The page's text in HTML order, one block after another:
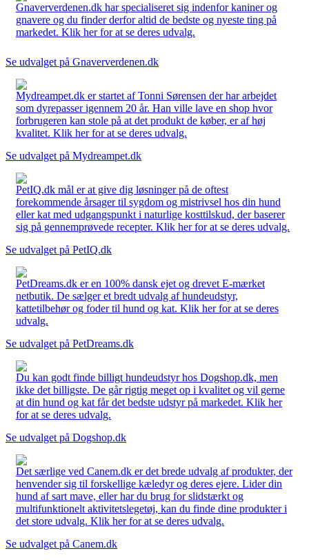
Gnaververdenen.dk har specialiseret sig indenfor kaniner og
gnavere og du finder derfor altid de bedste og nyeste ting på
markedet. Klik her for at se deres udvalg.
Se udvalget på Gnaververdenen.dk
Mydreampet.dk er startet af Tonni Sørensen der har arbejdet
som dyrepasser igennem 20 år. Han ville lave en shop hvor
forbrugeren kan stole på at det produkt de køber, er af høj
kvalitet. Klik her for at se deres udvalg.
Se udvalget på Mydreampet.dk
PetIQ.dk mål er at give dig løsninger på de oftest
forekommende årsager til sygdom og mistrivsel hos din hund
eller kat med udgangspunkt i naturlige kosttilskud, der baserer
sig på gennemprøvede recepter. Klik her for at se deres udvalg.
Se udvalget på PetIQ.dk
PetDreams.dk er en 100% dansk ejet og drevet E-mærket
netbutik. De sælger et bredt udvalg af hundeudstyr,
kattetilbehør og foder til hund og kat. Klik her for at se deres
udvalg.
Se udvalget på PetDreams.dk
Du kan godt finde billigt hundeudstyr hos Dogshop.dk, men
ikke det billigste. De går rigtig meget op i kvalitet og vil gerne
at din hund og kat får det bedste udstyr på markedet. Klik her
for at se deres udvalg.
Se udvalget på Dogshop.dk
Det særlige ved Canem.dk er det brede udvalg af produkter, der
henvender sig til forskellige kæledyr og deres ejere. Lider din
hund af sart mave, eller har du brug for slidstærkt og
multifunktionelt aktivitetslegetøj, kan du finde dine produkter i
det store udvalg. Klik her for at se deres udvalg.
Se udvalget på Canem.dk